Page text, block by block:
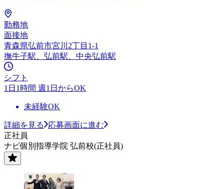
勤務地
面接地
青森県弘前市宮川2丁目1-1
撫牛子駅、弘前駅、中央弘前駅
シフト
1日1時間 週1日からOK
未経験OK
詳細を見る
応募画面に進む
正社員
ナビ個別指導学院 弘前校(正社員)